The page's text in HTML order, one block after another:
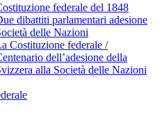
federale del 1848
dibattiti parlamentari adesione
delle Nazioni
Costituzione federale /
dell’adesione della
alla Società delle Nazioni